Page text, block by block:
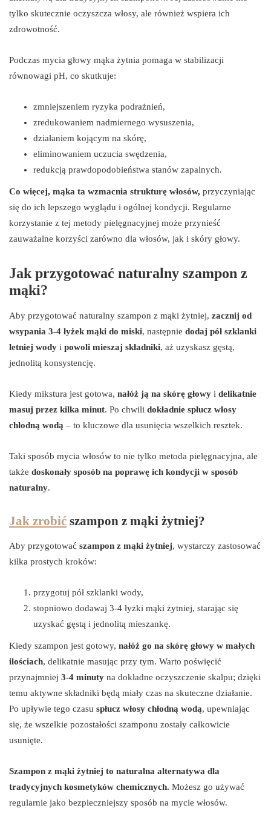
tylko skutecznie oczyszcza włosy, ale również wspiera ich
zdrowotność.
Podczas mycia głowy mąka żytnia pomaga w stabilizacji
równowagi pH, co skutkuje:
zmniejszeniem ryzyka podrażnień,
zredukowaniem nadmiernego wysuszenia,
działaniem kojącym na skórę,
eliminowaniem uczucia swędzenia,
redukcją prawdopodobieństwa stanów zapalnych.
Co więcej, mąka ta wzmacnia strukturę włosów, przyczyniając
się do ich lepszego wyglądu i ogólnej kondycji. Regularne
korzystanie z tej metody pielęgnacyjnej może przynieść
zauważalne korzyści zarówno dla włosów, jak i skóry głowy.
Jak przygotować naturalny szampon z
mąki?
Aby przygotować naturalny szampon z mąki żytniej, zacznij od
wsypania 3-4 łyżek mąki do miski, następnie dodaj pół szklanki
letniej wody i powoli mieszaj składniki, aż uzyskasz gęstą,
jednolitą konsystencję.
Kiedy mikstura jest gotowa, nałóż ją na skórę głowy i delikatnie
masuj przez kilka minut. Po chwili dokładnie spłucz włosy
chłodną wodą – to kluczowe dla usunięcia wszelkich resztek.
Taki sposób mycia włosów to nie tylko metoda pielęgnacyjna, ale
także doskonały sposób na poprawę ich kondycji w sposób
naturalny.
Jak zrobić szampon z mąki żytniej?
Aby przygotować szampon z mąki żytniej, wystarczy zastosować
kilka prostych kroków:
przygotuj pół szklanki wody,
stopniowo dodawaj 3-4 łyżki mąki żytniej, starając się
uzyskać gęstą i jednolitą mieszankę.
Kiedy szampon jest gotowy, nałóż go na skórę głowy w małych
ilościach, delikatnie masując przy tym. Warto poświęcić
przynajmniej 3-4 minuty na dokładne oczyszczenie skalpu; dzięki
temu aktywne składniki będą miały czas na skuteczne działanie.
Po upływie tego czasu spłucz włosy chłodną wodą, upewniając
się, że wszelkie pozostałości szamponu zostały całkowicie
usunięte.
Szampon z mąki żytniej to naturalna alternatywa dla
tradycyjnych kosmetyków chemicznych. Możesz go używać
regularnie jako bezpieczniejszy sposób na mycie włosów.